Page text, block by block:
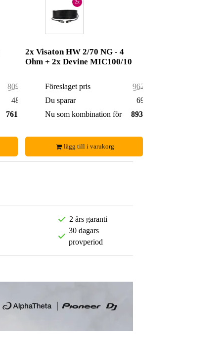
809,00 kr
48,00 kr
761,00 kr
2x
2x Visaton HW 2/70 NG - 4
Ohm + 2x Devine MIC100/10
Föreslaget pris
962,00 kr
Du sparar
69,00 kr
Nu som kombination för
893,00 kr
lägg till i varukorg
2 års garanti
30 dagars
provperiod